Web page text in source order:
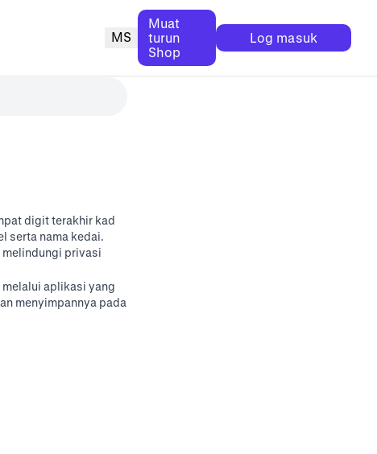
MS
Muat
turun
Shop
Log masuk
digit terakhir kad
serta nama kedai.
privasi
aplikasi yang
menyimpannya pada